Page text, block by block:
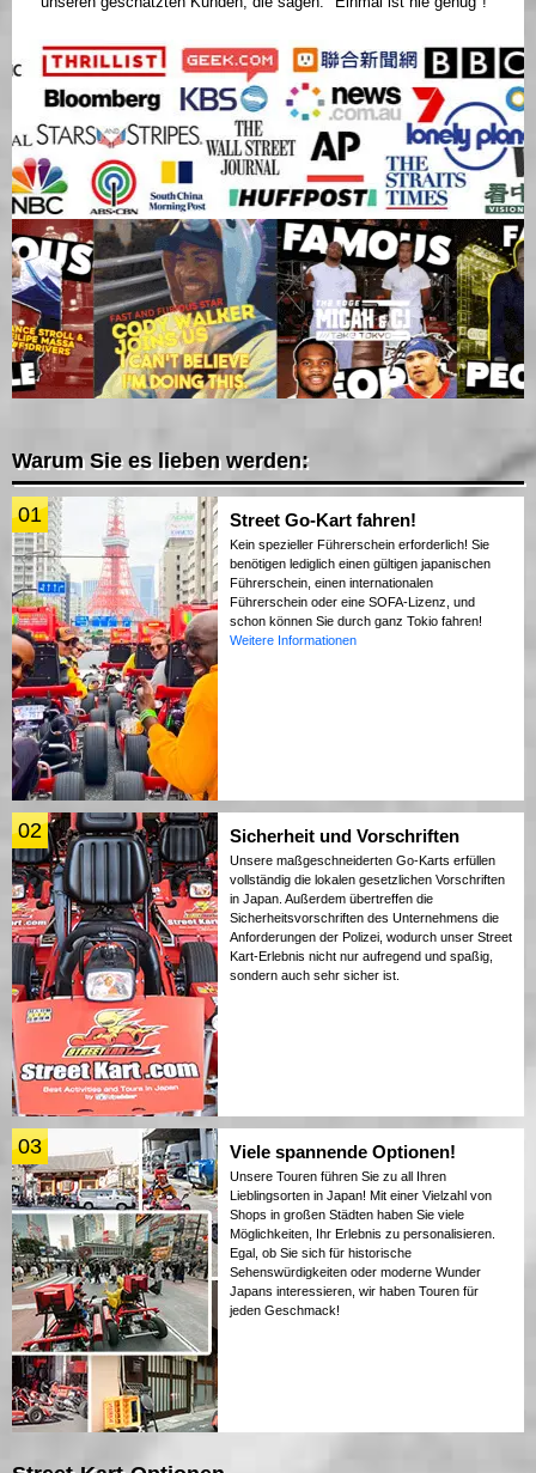
Warum Sie es lieben werden:
01 Street Go-Kart fahren!
Kein spezieller Führerschein erforderlich! Sie
benötigen lediglich einen gültigen japanischen
Führerschein, einen internationalen
Führerschein oder eine SOFA-Lizenz, und
schon können Sie durch ganz Tokio fahren!
Weitere Informationen
02 Sicherheit und Vorschriften
Unsere maßgeschneiderten Go-Karts erfüllen
vollständig die lokalen gesetzlichen Vorschriften
in Japan. Außerdem übertreffen die
Sicherheitsvorschriften des Unternehmens die
Anforderungen der Polizei, wodurch unser Street
Kart-Erlebnis nicht nur aufregend und spaßig,
sondern auch sehr sicher ist.
03 Viele spannende Optionen!
Unsere Touren führen Sie zu all Ihren
Lieblingsorten in Japan! Mit einer Vielzahl von
Shops in großen Städten haben Sie viele
Möglichkeiten, Ihr Erlebnis zu personalisieren.
Egal, ob Sie sich für historische
Sehenswürdigkeiten oder moderne Wunder
Japans interessieren, wir haben Touren für
jeden Geschmack!